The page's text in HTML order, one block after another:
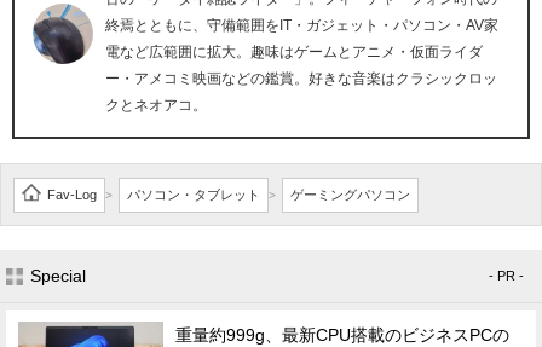
終焉とともに、守備範囲をIT・ガジェット・パソコン・AV家
電など広範囲に拡大。趣味はゲームとアニメ・仮面ライダ
ー・アメコミ映画などの鑑賞。好きな音楽はクラシックロッ
クとネオアコ。
Fav-Log > パソコン・タブレット > ゲーミングパソコン
Special - PR -
重量約999g、最新CPU搭載のビジネスPCの